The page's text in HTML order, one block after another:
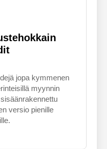
jopa kymmenen
myynnin
versio pienille